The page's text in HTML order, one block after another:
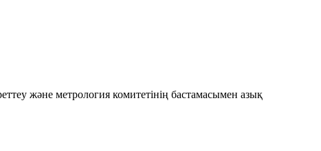
және метрология комитетінің бастамасымен азық